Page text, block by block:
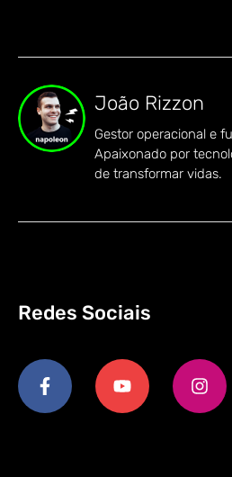
João Rizzon
Gestor operacional e
Apaixonado por
de transformar vidas.
Redes Sociais